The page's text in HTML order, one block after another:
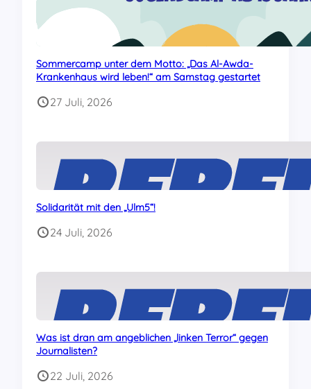
Sommercamp unter dem Motto: „Das Al-Awda-
Krankenhaus wird leben!“ am Samstag gestartet
27 Juli, 2026
Solidarität mit den „Ulm5“!
24 Juli, 2026
Was ist dran am angeblichen „linken Terror“ gegen
Journalisten?
22 Juli, 2026